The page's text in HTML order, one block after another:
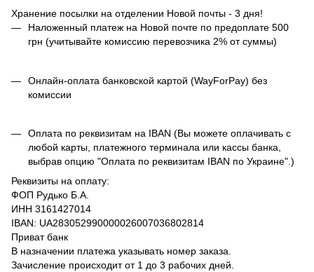
Хранение посылки на отделении Новой почты - 3 дня!
Наложенный платеж на Новой почте по предоплате 500
грн (учитывайте комиссию перевозчика 2% от суммы)
Онлайн-оплата банковской картой (WayForPay) без
комиссии
Оплата по реквизитам на IBAN (Вы можете оплачивать с
любой карты, платежного терминала или кассы банка,
выбрав опцию "Оплата по реквизитам IBAN по Украине".)
Реквизиты на оплату:
ФОП Рудько Б.А.
ИНН 3161427014
IBAN: UA283052990000026007036802814
Приват банк
В назначении платежа указывать номер заказа.
Зачисление происходит от 1 до 3 рабочих дней.